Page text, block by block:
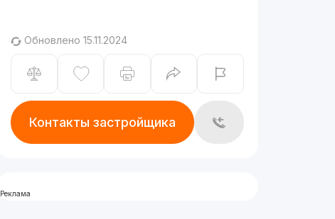
Обновлено 15.11.2024
Контакты застройщика
Реклама